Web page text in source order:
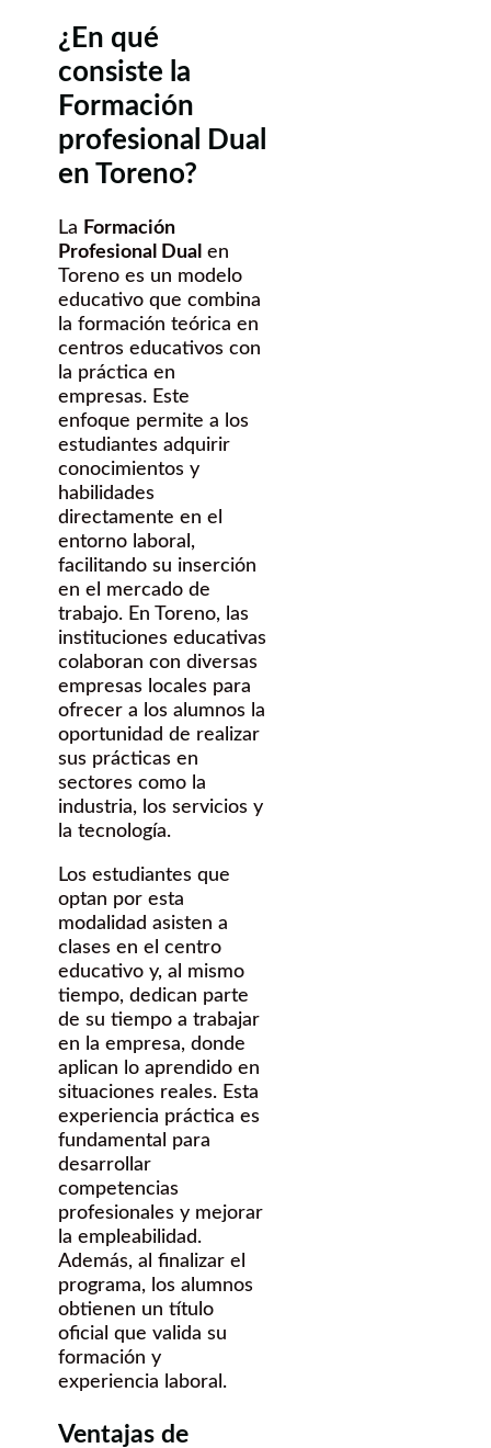
¿En qué
consiste la
Formación
profesional Dual
en Toreno?
La Formación
Profesional Dual en
Toreno es un modelo
educativo que combina
la formación teórica en
centros educativos con
la práctica en
empresas. Este
enfoque permite a los
estudiantes adquirir
conocimientos y
habilidades
directamente en el
entorno laboral,
facilitando su inserción
en el mercado de
trabajo. En Toreno, las
instituciones educativas
colaboran con diversas
empresas locales para
ofrecer a los alumnos la
oportunidad de realizar
sus prácticas en
sectores como la
industria, los servicios y
la tecnología.
Los estudiantes que
optan por esta
modalidad asisten a
clases en el centro
educativo y, al mismo
tiempo, dedican parte
de su tiempo a trabajar
en la empresa, donde
aplican lo aprendido en
situaciones reales. Esta
experiencia práctica es
fundamental para
desarrollar
competencias
profesionales y mejorar
la empleabilidad.
Además, al finalizar el
programa, los alumnos
obtienen un título
oficial que valida su
formación y
experiencia laboral.
Ventajas de